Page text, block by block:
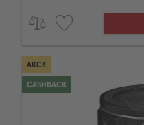
AKCE
CASHBACK